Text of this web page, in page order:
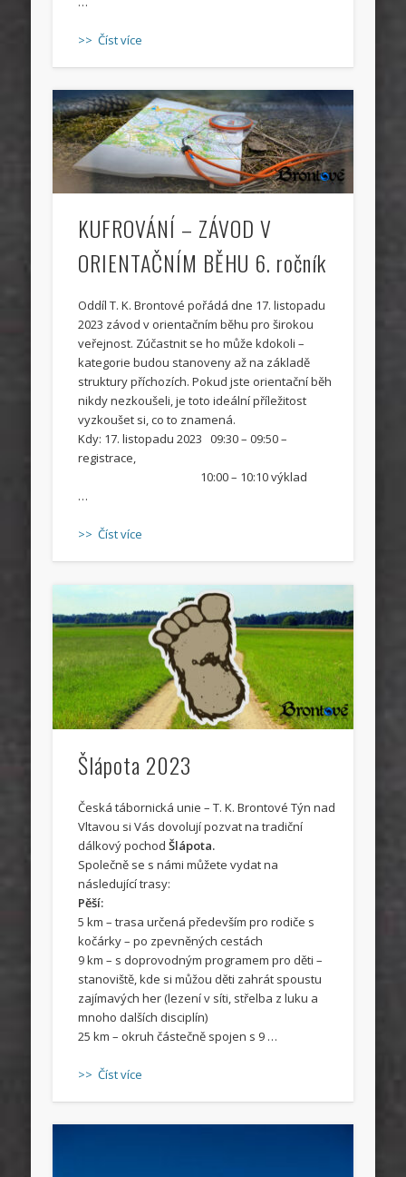
>> Číst více
KUFROVÁNÍ – ZÁVOD V
ORIENTAČNÍM BĚHU 6. ročník
Oddíl T. K. Brontové pořádá dne 17. listopadu
2023 závod v orientačním běhu pro širokou
veřejnost. Zúčastnit se ho může kdokoli –
kategorie budou stanoveny až na základě
struktury příchozích. Pokud jste orientační běh
nikdy nezkoušeli, je toto ideální příležitost
vyzkoušet si, co to znamená.
Kdy: 17. listopadu 2023 09:30 – 09:50 –
registrace,
10:00 – 10:10 výklad
…
>> Číst více
Šlápota 2023
Česká tábornická unie – T. K. Brontové Týn nad
Vltavou si Vás dovolují pozvat na tradiční
dálkový pochodŠlápota.
Společně se s námi můžete vydat na
následující trasy:
Pěší:
5 km – trasa určená především pro rodiče s
kočárky – po zpevněných cestách
9 km – s doprovodným programem pro děti –
stanoviště, kde si můžou děti zahrát spoustu
zajímavých her (lezení v síti, střelba z luku a
mnoho dalších disciplín)
25 km – okruh částečně spojen s 9 …
>> Číst více